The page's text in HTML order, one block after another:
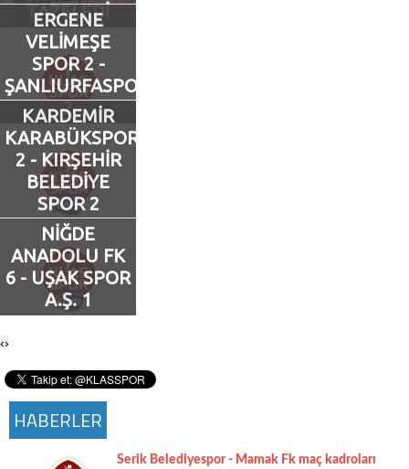
Voleybol
Hentbol
Bisiklet
Diğer Sporlar
Sosyal Medya
Facebook
Google Plus
Instagram
TAZELEDİ
ERGENE
VELİMEŞE
SPOR 2 -
ŞANLIURFASPOR
2
KARDEMİR
KARABÜKSPOR
2 - KIRŞEHİR
BELEDİYE
SPOR 2
NİĞDE
ANADOLU FK
6 - UŞAK SPOR
A.Ş. 1
‹›
HABERLER
Serik Belediyespor - Mamak Fk maç kadroları